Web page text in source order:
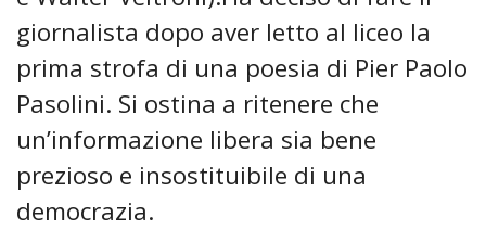
giornalista dopo aver letto al liceo la
prima strofa di una poesia di Pier Paolo
Pasolini. Si ostina a ritenere che
un’informazione libera sia bene
prezioso e insostituibile di una
democrazia.